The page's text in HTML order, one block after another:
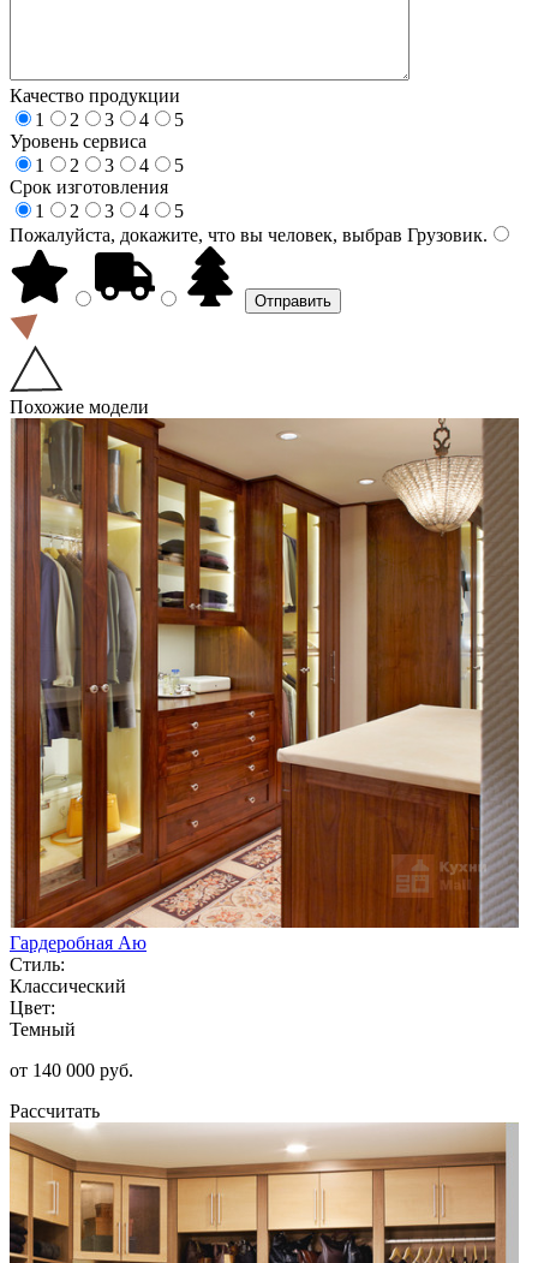
Качество продукции
1
2 3 4
5
Уровень сервиса
1
2 3 4
5
Срок изготовления
1
2 3 4
5
Пожалуйста, докажите, что вы человек, выбрав Грузовик.
Похожие модели
Гардеробная Аю
Стиль:
Классический
Цвет:
Темный
от 140 000 руб.
Рассчитать